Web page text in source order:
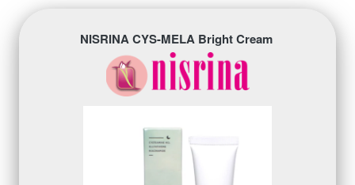
NISRINA CYS-MELA Bright Cream